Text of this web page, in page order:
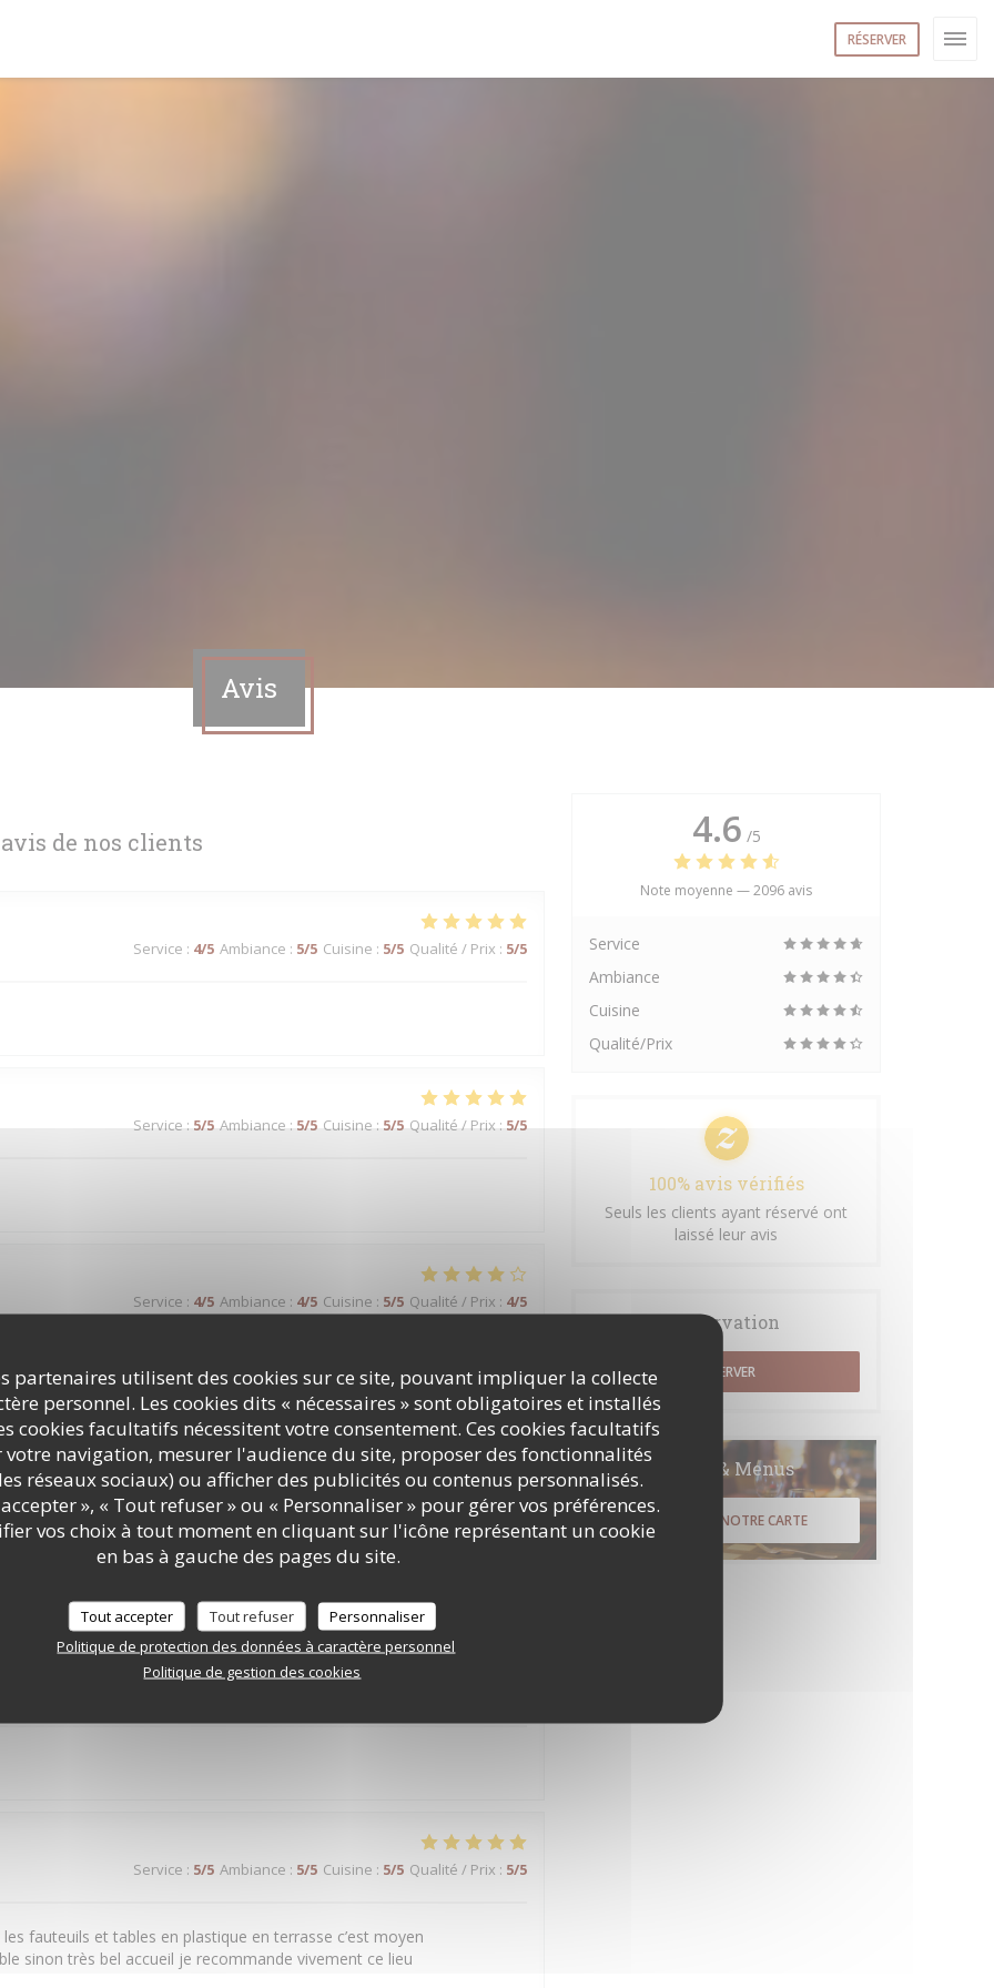
partenaires utilisent des cookies sur ce site, pouvant impliquer la collecte
personnel. Les cookies dits « nécessaires » sont obligatoires et installés
cookies facultatifs nécessitent votre consentement. Ces cookies facultatifs
votre navigation, mesurer l'audience du site, proposer des fonctionnalités
réseaux sociaux) ou afficher des publicités ou contenus personnalisés.
», « Tout refuser » ou « Personnaliser » pour gérer vos préférences.
vos choix à tout moment en cliquant sur l'icône représentant un cookie
en bas à gauche des pages du site.
Tout accepter Tout refuser
Personnaliser
Politique de protection des données à caractère personnel
Politique de gestion des cookies
RÉSERVER
Avis
de nos clients
Service : 4/5 Ambiance : 5/5 Cuisine : 5/5 Qualité / Prix : 5/5
Service : 5/5 Ambiance : 5/5 Cuisine : 5/5 Qualité / Prix: 5/5
Service : 4/5 Ambiance : 4/5 Cuisine : 5/5 Qualité / Prix : 4/5
Service:4/5 Ambiance: 4/5 Cuisine:5/5 Qualité / Prix:3/5
Service:5/5 Ambiance: 5/5 Cuisine:4/5 Qualité / Prix : 4 /5
belle expérience.
Service : 5/5 Ambiance : 5/5 Cuisine : 5/5 Qualité / Prix : 5/5
fauteuils et tables en plastique en terrasse c’est moyen
sinon très bel accueil je recommande vivement ce lieu
4.6 /5
Note moyenne —2096 avis
Service
Ambiance
Cuisine
Qualité/Prix
100% avis vérifiés
Seuls les clients ayant réservé ont
laissé leur avis
Réservation
RÉSERVER
Cartes & Menus
DÉCOUVRIR NOTRE CARTE